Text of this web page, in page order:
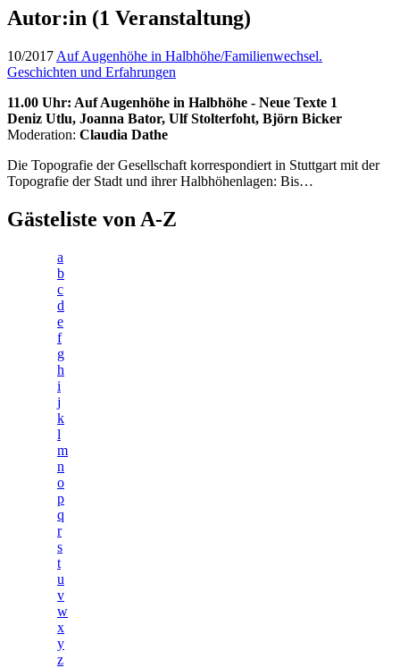
Autor:in (1 Veranstaltung)
10/2017 Auf Augenhöhe in Halbhöhe/Familienwechsel.
Geschichten und Erfahrungen
11.00 Uhr: Auf Augenhöhe in Halbhöhe - Neue Texte 1
Deniz Utlu, Joanna Bator, Ulf Stolterfoht, Björn Bicker
Moderation: Claudia Dathe
Die Topografie der Gesellschaft korrespondiert in Stuttgart mit der
Topografie der Stadt und ihrer Halbhöhenlagen: Bis…
Gästeliste von A-Z
a
b
c
d
e
f
g
h
i
j
k
l
m
n
o
p
q
r
s
t
u
v
w
x
y
z